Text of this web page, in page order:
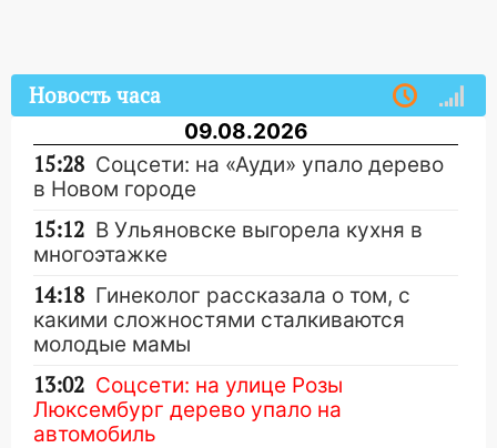
Новость часа
09.08.2026
15:28 Соцсети: на «Ауди» упало дерево
в Новом городе
15:12 В Ульяновске выгорела кухня в
многоэтажке
14:18 Гинеколог рассказала о том, с
какими сложностями сталкиваются
молодые мамы
13:02 Соцсети: на улице Розы
Люксембург дерево упало на
автомобиль